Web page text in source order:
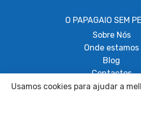
O PAPAGAIO SEM
Sobre Nós
Onde estamos
Blog
Contactos
Usamos cookies para ajudar a